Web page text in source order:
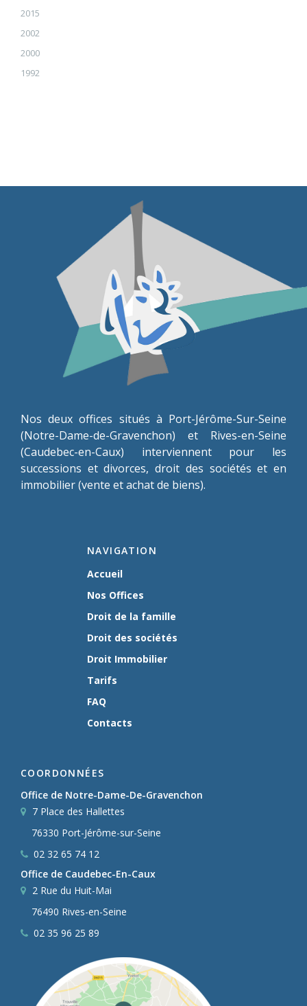
2015
2002
2000
1992
Nos deux offices situés à Port-Jérôme-Sur-Seine
(Notre-Dame-de-Gravenchon) et Rives-en-Seine
(Caudebec-en-Caux) interviennent pour les
successions et divorces, droit des sociétés et en
immobilier (vente et achat de biens).
NAVIGATION
Accueil
Nos Offices
Droit de la famille
Droit des sociétés
Droit Immobilier
Tarifs
FAQ
Contacts
COORDONNÉES
Office de Notre-Dame-De-Gravenchon
7 Place des Hallettes
76330 Port-Jérôme-sur-Seine
02 32 65 74 12
Office de Caudebec-En-Caux
2 Rue du Huit-Mai
76490 Rives-en-Seine
02 35 96 25 89